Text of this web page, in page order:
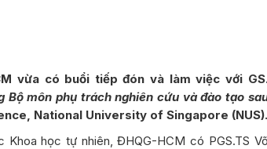
vừa có buổi tiếp đón và làm việc với
Bộ môn phụ trách nghiên cứu và đào tạo
National University of Singapore (NUS).
học tự nhiên, ĐHQG-HCM có PGS.TS Võ